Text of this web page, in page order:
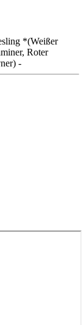
*(Weißer
Roter
-